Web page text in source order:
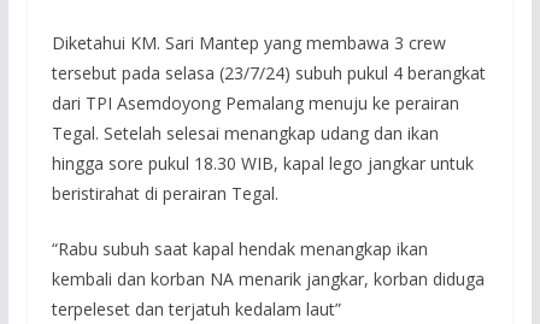
Diketahui KM. Sari Mantep yang membawa 3 crew
tersebut pada selasa (23/7/24) subuh pukul 4 berangkat
dari TPI Asemdoyong Pemalang menuju ke perairan
Tegal. Setelah selesai menangkap udang dan ikan
hingga sore pukul 18.30 WIB, kapal lego jangkar untuk
beristirahat di perairan Tegal.
“Rabu subuh saat kapal hendak menangkap ikan
kembali dan korban NA menarik jangkar, korban diduga
terpeleset dan terjatuh kedalam laut”